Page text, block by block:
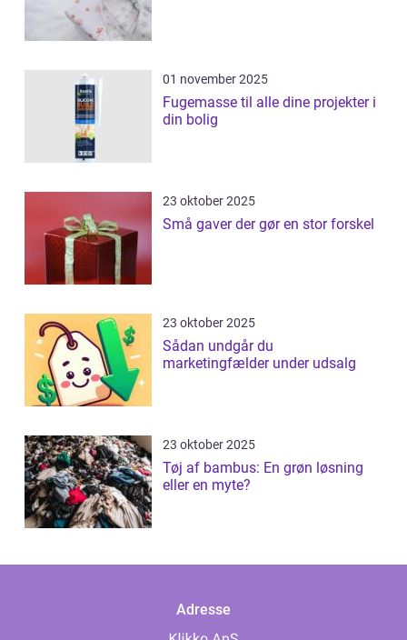
01 november 2025
Fugemasse til alle dine projekter i
din bolig
23 oktober 2025
Små gaver der gør en stor forskel
23 oktober 2025
Sådan undgår du
marketingfælder under udsalg
23 oktober 2025
Tøj af bambus: En grøn løsning
eller en myte?
Adresse